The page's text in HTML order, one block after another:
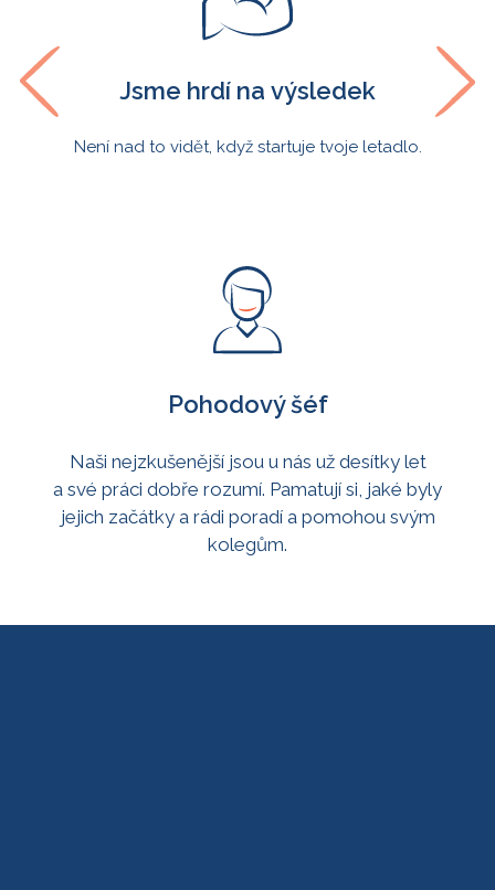
Jsme hrdí na výsledek
Není nad to vidět, když startuje tvoje letadlo.
Pohodový šéf
Naši nejzkušenější jsou u nás už desítky let
a své práci dobře rozumí. Pamatují si, jaké byly
jejich začátky a rádi poradí a pomohou svým
kolegům.